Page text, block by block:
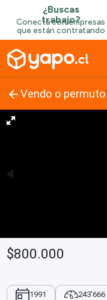
Vendo o permuto
$800.000
1991 243'666